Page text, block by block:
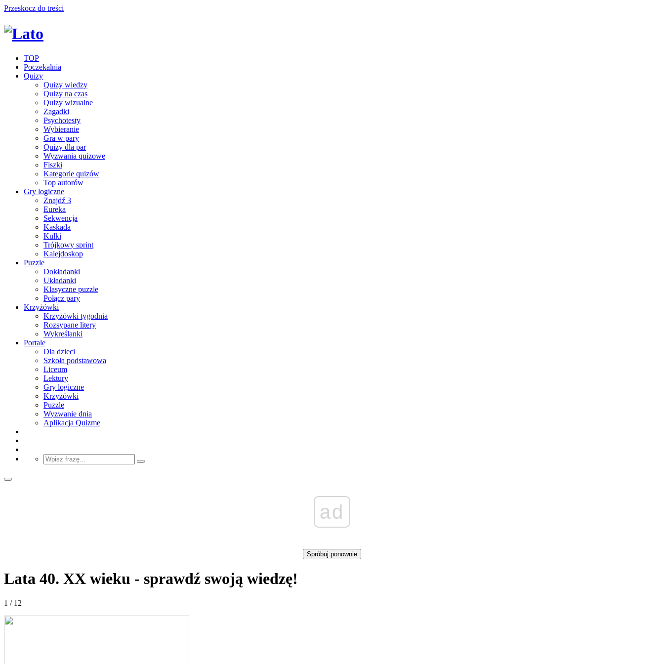
Przeskocz do treści
TOP
Poczekalnia
Quizy
Quizy wiedzy
Quizy na czas
Quizy wizualne
Zagadki
Psychotesty
Wybieranie
Gra w pary
Quizy dla par
Wyzwania quizowe
Fiszki
Kategorie quizów
Top autorów
Gry logiczne
Znajdź 3
Eureka
Sekwencja
Kaskada
Kulki
Trójkowy sprint
Kalejdoskop
Puzzle
Dokładanki
Układanki
Klasyczne puzzle
Połącz pary
Krzyżówki
Krzyżówki tygodnia
Rozsypane litery
Wykreślanki
Portale
Dla dzieci
Szkoła podstawowa
Liceum
Lektury
Gry logiczne
Krzyżówki
Puzzle
Wyzwanie dnia
Aplikacja Quizme
ad
Spróbuj ponownie
Lata 40. XX wieku - sprawdź swoją wiedzę!
1 / 12